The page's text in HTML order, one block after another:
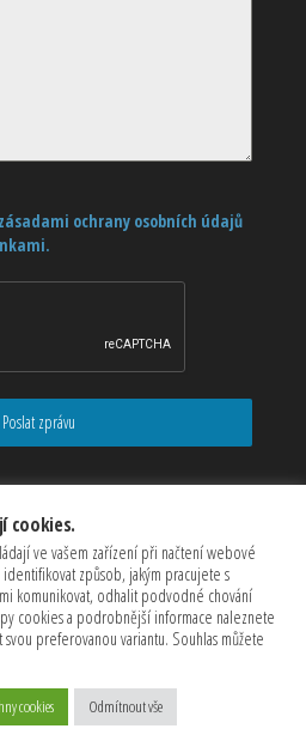
ochrany osobních údajů
Poslat zprávu
vyhrazena)
cookies.
ve vašem zařízení při načtení webové
způsob, jakým pracujete s
komunikovat, odhalit podvodné chování
cookies a podrobnější informace naleznete
preferovanou variantu. Souhlas můžete
cookies Odmítnout vše